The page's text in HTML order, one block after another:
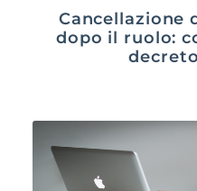
Cancellazione
dopo il ruolo: